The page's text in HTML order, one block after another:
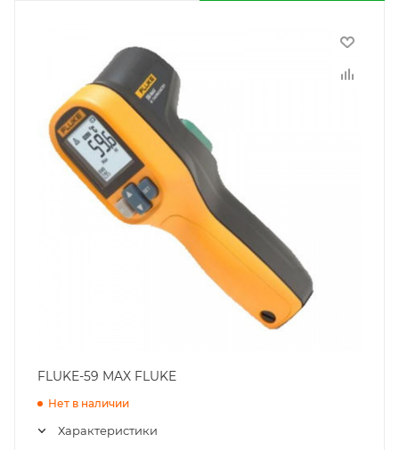
FLUKE-59 MAX FLUKE
Нет в наличии
Характеристики